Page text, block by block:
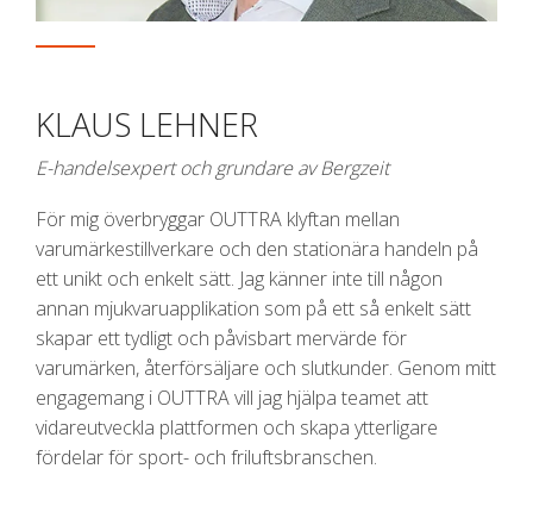
KLAUS LEHNER
E-handelsexpert och grundare av Bergzeit
För mig överbryggar OUTTRA klyftan mellan
varumärkestillverkare och den stationära handeln på
ett unikt och enkelt sätt. Jag känner inte till någon
annan mjukvaruapplikation som på ett så enkelt sätt
skapar ett tydligt och påvisbart mervärde för
varumärken, återförsäljare och slutkunder. Genom mitt
engagemang i OUTTRA vill jag hjälpa teamet att
vidareutveckla plattformen och skapa ytterligare
fördelar för sport- och friluftsbranschen.